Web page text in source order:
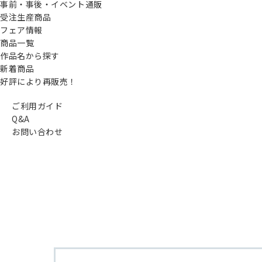
事前・事後・イベント通販
受注生産商品
フェア情報
商品一覧
作品名から探す
新着商品
好評により再販売！
ご利用ガイド
Q&A
お問い合わせ